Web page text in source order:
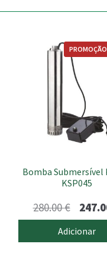
Bomba Submersível
KSP045
280.00€
preço
Adicionar